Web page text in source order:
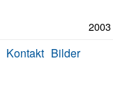
2003
Kontakt Bilder